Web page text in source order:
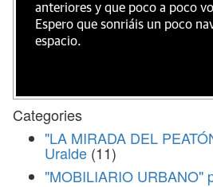
anteriores y que poco a poco
Espero que sonriáis un poco
espacio.
Categories
"LA MIRADA DEL
Uralde (11)
"MOBILIARIO URBANO"